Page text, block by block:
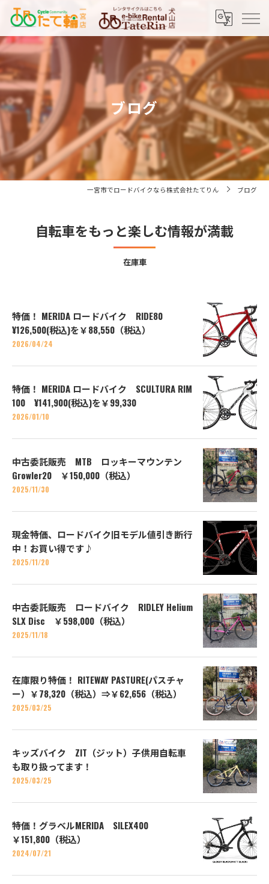
ブログ
一宮市でロードバイクなら株式会社たてりん ブログ
自転車をもっと楽しむ情報が満載
在庫車
特価！ MERIDA ロードバイク RIDE80
¥126,500(税込)を￥88,550（税込）
2026/04/24
特価！ MERIDA ロードバイク SCULTURA RIM
100 ¥141,900(税込)を￥99,330
2026/01/10
中古委託販売 MTB ロッキーマウンテン
Growler20 ￥150,000（税込）
2025/11/30
現金特価、ロードバイク旧モデル値引き断行
中！お買い得です♪
2025/11/20
中古委託販売 ロードバイク RIDLEY Helium
SLX Disc ￥598,000（税込）
2025/11/18
在庫限り特価！ RITEWAY PASTURE(パスチャ
ー）￥78,320（税込）⇒￥62,656（税込）
2025/03/25
キッズバイク ZIT（ジット）子供用自転車
も取り扱ってます！
2025/03/25
特価！グラベルMERIDA SILEX400
￥151,800（税込）
2024/07/21